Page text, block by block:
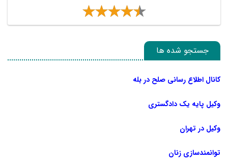
جستجو شده ها
کانال اطلاع رسانی صلح در بله
وکیل پایه یک دادگستری
وکیل در تهران
توانمندسازی زنان